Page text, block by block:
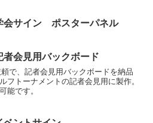
会サイン ポスターパネル
者会見用バックボード
で、記者会見用バックボードを納品
フトーナメントの記者会見用に製作。
能です。